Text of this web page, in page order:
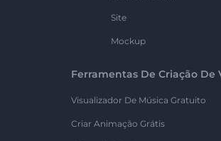
Site
Mockup
Ferramentas De Criação De
Visualizador De Música Gratuito
Criar Animação Grátis